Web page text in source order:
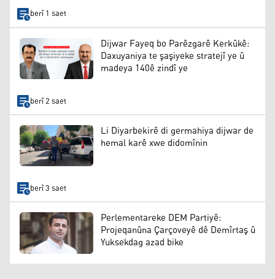
berî 1 saet
Dijwar Fayeq bo Parêzgarê Kerkûkê:
Daxuyaniya te şaşiyeke stratejî ye û
madeya 140ê zindî ye
berî 2 saet
Li Diyarbekirê di germahiya dijwar de
hemal karê xwe didomînin
berî 3 saet
Perlementareke DEM Partiyê:
Projeqanûna Çarçoveyê dê Demîrtaş û
Yuksekdag azad bike